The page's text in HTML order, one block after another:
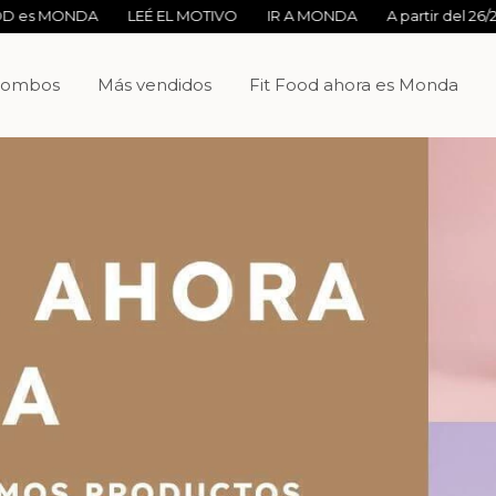
LEÉ EL MOTIVO IR A MONDA A partir del 26/2 FITFOOD
Más vendidos Fit Food ahora es Monda